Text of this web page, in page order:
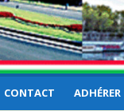
CONTACT ADHÉRER